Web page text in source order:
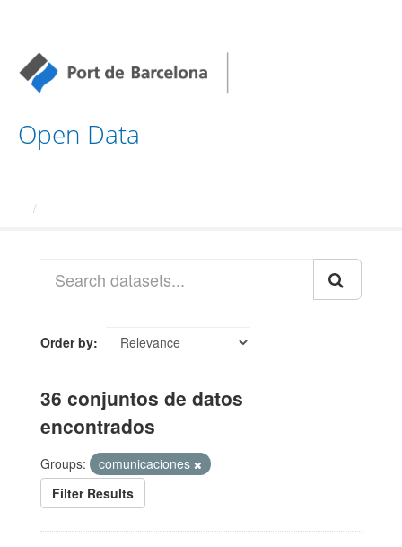
Open Data
Order by
36 conjuntos de datos
encontrados
Groups:
comunicaciones
Filter Results